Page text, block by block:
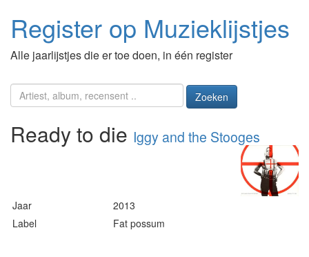
Register op Muzieklijstjes
Alle jaarlijstjes die er toe doen, in één register
Zoeken
Ready to die Iggy and the Stooges
Jaar
2013
Label
Fat possum